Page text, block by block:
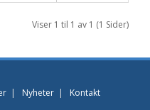
Viser 1 til 1 av 1 (1 Sider)
| Nyheter | Kontakt